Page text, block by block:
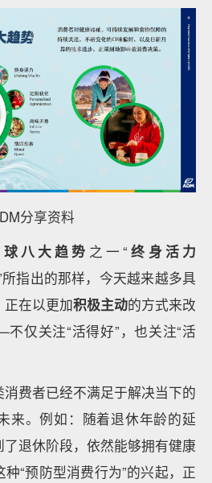
分享资料
八大趋势 之一“ 终身活力
所指出的那样，今天越来越多具
在以更加积极主动的方式来改
仅关注“活得好”，也关注“活
费者已经不满足于解决当下的
来。例如：随着退休年龄的延
退休阶段，依然能够拥有健康
“预防型消费行为”的兴起，正